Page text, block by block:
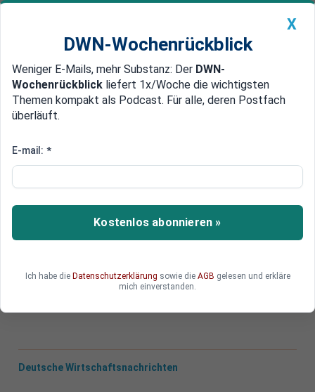
Newsticker MEIN DWN: Geldanlage Premium
Edelmetalle DWN-Magazin China
Es wird ein langer Krieg
Syrien: Russland kündigt
Verschärfung der Militär-
Schläge an
Russlands Luftangriffe werden monatelang
noch intensiver. Das kündigt der Vorsitzende des
außenpolitischen Ausschusses des russischen
Deutsche Wirtschaftsnachrichten
X
DWN-Wochenrückblick
Weniger E-Mails, mehr Substanz: Der DWN-
Wochenrückblick liefert 1x/Woche die wichtigsten
Themen kompakt als Podcast. Für alle, deren Postfach
überläuft.
E-mail: *
Kostenlos abonnieren »
Ich habe die Datenschutzerklärung sowie die AGB gelesen und erkläre
mich einverstanden.